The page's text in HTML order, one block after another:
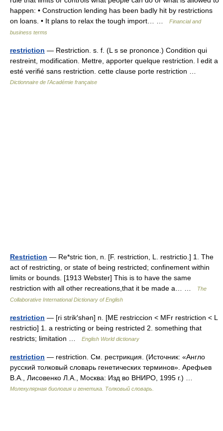
happen: • Construction lending has been badly hit by restrictions
on loans. • It plans to relax the tough import… …
Financial and
business terms
restriction — Restriction. s. f. (L s se prononce.) Condition qui
restreint, modification. Mettre, apporter quelque restriction. l edit a
esté verifié sans restriction. cette clause porte restriction …
Dictionnaire de l'Académie française
Restriction — Re*stric tion, n. [F. restriction, L. restrictio.] 1. The
act of restricting, or state of being restricted; confinement within
limits or bounds. [1913 Webster] This is to have the same
restriction with all other recreations,that it be made a… …
The
Collaborative International Dictionary of English
restriction — [ri strik′shən] n. [ME restriccion < MFr restriction < L
restrictio] 1. a restricting or being restricted 2. something that
restricts; limitation …
English World dictionary
restriction — restriction. См. рестрикция. (Источник: «Англо
русский толковый словарь генетических терминов». Арефьев
В.А., Лисовенко Л.А., Москва: Изд во ВНИРО, 1995 г.) …
Молекулярная биология и генетика. Толковый словарь.